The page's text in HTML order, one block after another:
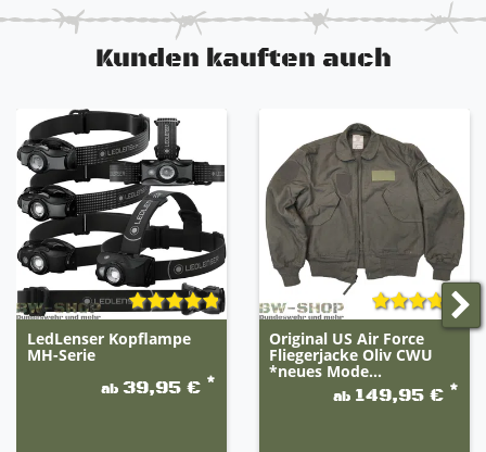
Kunden kauften auch
LedLenser Kopflampe
MH-Serie
ab39,95 € *
Original US Air Force
Fliegerjacke Oliv CWU
*neues Mode...
ab 149,95 € *